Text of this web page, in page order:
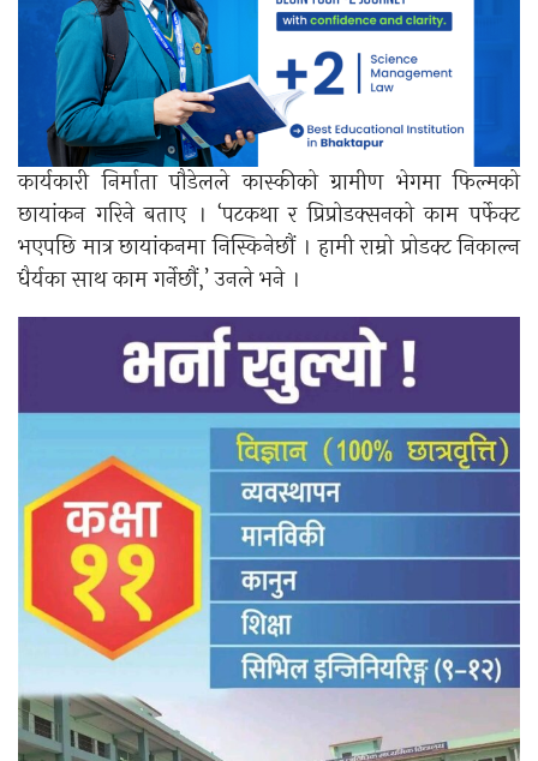
कार्यकारी निर्माता पौडेलले कास्कीको ग्रामीण भेगमा फिल्मको
छायांकन गरिने बताए । ‘पटकथा र प्रिप्रोडक्सनको काम पर्फेक्ट
भएपछि मात्र छायांकनमा निस्किनेछौं । हामी राम्रो प्रोडक्ट निकाल्न
धैर्यका साथ काम गर्नेछौं,’ उनले भने ।